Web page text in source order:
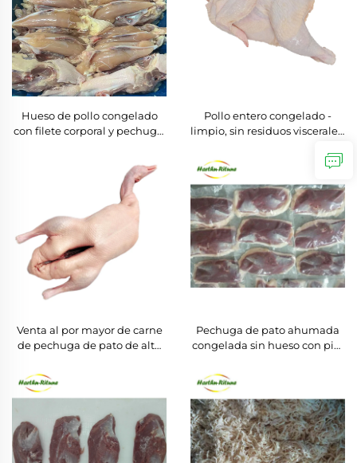
Hueso de pollo congelado
con filete corporal y pechuga,
Pollo entero congelado -
limpio, sin residuos viscerales,
proveedor fábrica China
Venta al por mayor de carne
de pechuga de pato de alta
congeladas para exportación
Pechuga de pato ahumada
congelada sin hueso con piel